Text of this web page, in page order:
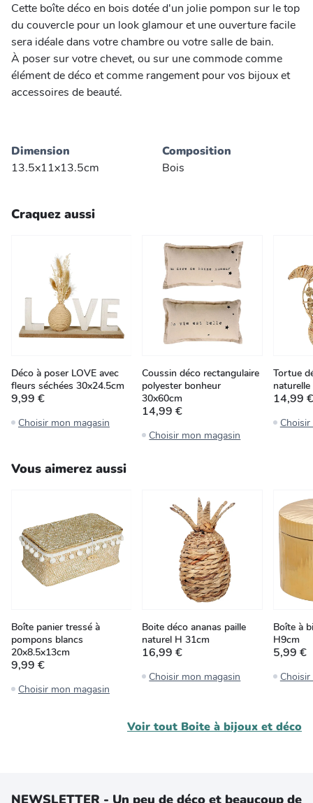
Cette boîte déco en bois dotée d'un jolie pompon sur le top
du couvercle pour un look glamour et une ouverture facile
sera idéale dans votre chambre ou votre salle de bain.
À poser sur votre chevet, ou sur une commode comme
élément de déco et comme rangement pour vos bijoux et
accessoires de beauté.
Dimension
13.5x11x13.5cm
Composition
Bois
Craquez aussi
Déco à poser LOVE avec
fleurs séchées 30x24.5cm
9,99 €
Choisir mon magasin
Coussin déco rectangulaire
polyester bonheur
30x60cm
14,99 €
Choisir mon magasin
Tortue
14,99 €
Vous aimerez aussi
Boîte panier tressé à
pompons blancs
20x8.5x13cm
9,99 €
Choisir mon magasin
Boite déco ananas paille
naturel H 31cm
16,99 €
Choisir mon magasin
Boîte à
H9cm
5,99 €
Voir tout Boite à bijoux et déco
NEWSLETTER - Un peu de déco et beaucoup de